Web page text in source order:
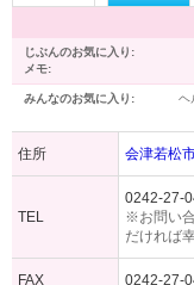
じぶんのお気に入り:
メモ:
みんなのお気に入り: ヘ
住所 会津若松
TEL
0242-27-
※お問い
だければ
FAX 0242-27-